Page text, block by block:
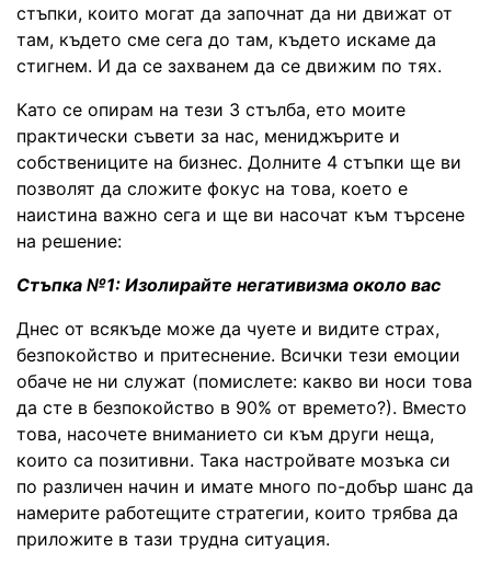
стъпки, които могат да започнат да ни движат от
там, където сме сега до там, където искаме да
стигнем. И да се захванем да се движим по тях.
Като се опирам на тези 3 стълба, ето моите
практически съвети за нас, мениджърите и
собствениците на бизнес. Долните 4 стъпки ще ви
позволят да сложите фокус на това, което е
наистина важно сега и ще ви насочат към търсене
на решение:
Стъпка №1: Изолирайте негативизма около вас
Днес от всякъде може да чуете и видите страх,
безпокойство и притеснение. Всички тези емоции
обаче не ни служат (помислете: какво ви носи това
да сте в безпокойство в 90% от времето?). Вместо
това, насочете вниманието си към други неща,
които са позитивни. Така настройвате мозъка си
по различен начин и имате много по-добър шанс да
намерите работещите стратегии, които трябва да
приложите в тази трудна ситуация.